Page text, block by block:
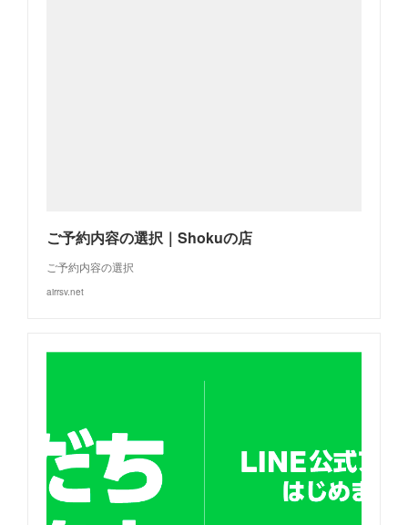
ご予約内容の選択｜Shokuの店
ご予約内容の選択
airrsv.net